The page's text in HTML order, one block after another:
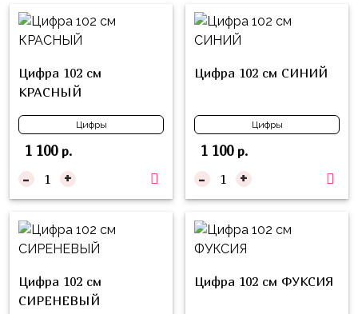
Цифра 102 см
КРАСНЫЙ
Цифры
1 100р.
- +
Цифра 102 см СИНИЙ
Цифры
1 100р.
- +
Цифра 102 см
СИРЕНЕВЫЙ
Цифра 102 см ФУКСИЯ
Ходячие
фигуры
Коробка-
сюрприз
Бизнес
Индивидуальная
шар
Буквы
для
праздника
Фиксики
Котэ
Динозавры
Принцессы
Микки
и
Спорт
Для
Мамы,
Бабушки